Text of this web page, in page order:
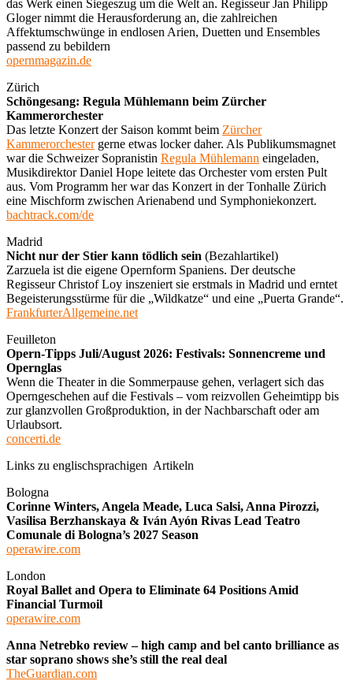
das Werk einen Siegeszug um die Welt an. Regisseur Jan Philipp
Gloger nimmt die Herausforderung an, die zahlreichen
Affektumschwünge in endlosen Arien, Duetten und Ensembles
passend zu bebildern
opernmagazin.de
Zürich
Schöngesang: Regula Mühlemann beim Zürcher
Kammerorchester
Das letzte Konzert der Saison kommt beim Zürcher
Kammerorchestergerne etwas locker daher. Als Publikumsmagnet
war die Schweizer Sopranistin Regula Mühlemann eingeladen,
Musikdirektor Daniel Hope leitete das Orchester vom ersten Pult
aus. Vom Programm her war das Konzert in der Tonhalle Zürich
eine Mischform zwischen Arienabend und Symphoniekonzert.
bachtrack.com/de
Madrid
Nicht nur der Stier kann tödlich sein (Bezahlartikel)
Zarzuela ist die eigene Opernform Spaniens. Der deutsche
Regisseur Christof Loy inszeniert sie erstmals in Madrid und erntet
Begeisterungsstürme für die „Wildkatze“ und eine „Puerta Grande“.
FrankfurterAllgemeine.net
Feuilleton
Opern-Tipps Juli/August 2026: Festivals: Sonnencreme und
Opernglas
Wenn die Theater in die Sommerpause gehen, verlagert sich das
Operngeschehen auf die Festivals – vom reizvollen Geheimtipp bis
zur glanzvollen Großproduktion, in der Nachbarschaft oder am
Urlaubsort.
concerti.de
Links zu englischsprachigen Artikeln
Bologna
Corinne Winters, Angela Meade, Luca Salsi, Anna Pirozzi,
Vasilisa Berzhanskaya & Iván Ayón Rivas Lead Teatro
Comunale di Bologna’s 2027 Season
operawire.com
London
Royal Ballet and Opera to Eliminate 64 Positions Amid
Financial Turmoil
operawire.com
Anna Netrebko review – high camp and bel canto brilliance as
star soprano shows she’s still the real deal
TheGuardian.com